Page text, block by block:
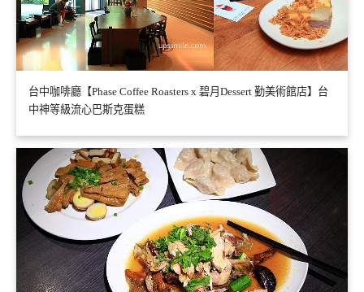
台中咖啡廳【Phase Coffee Roasters x 碧月Dessert 勤美術館店】台
中神等級流心巴斯克蛋糕